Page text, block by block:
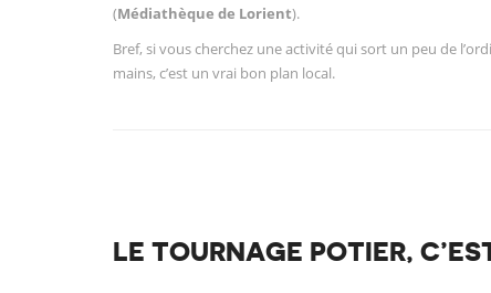
(Médiathèque de Lorient).
Bref, si vous cherchez une activité qui sort un peu de
mains, c’est un vrai bon plan local.
LE TOURNAGE POTIER,